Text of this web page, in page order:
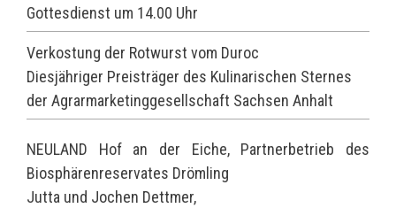
Gottesdienst um 14.00 Uhr
Verkostung der Rotwurst vom Duroc
Diesjähriger Preisträger des Kulinarischen Sternes
der Agrarmarketinggesellschaft Sachsen Anhalt
NEULAND Hof an der Eiche, Partnerbetrieb des
Biosphärenreservates Drömling
Jutta und Jochen Dettmer,